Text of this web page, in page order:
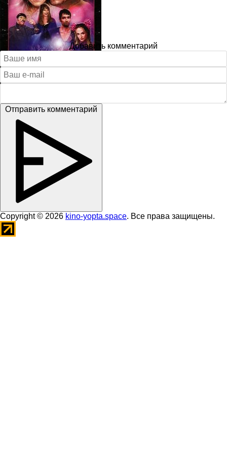
Добавить комментарий
Отправить комментарий
Copyright © 2026 kino-yopta.space. Все права защищены.